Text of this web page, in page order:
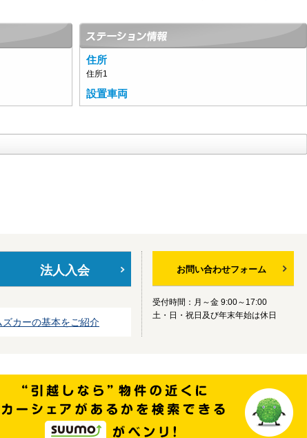
住所
住所1
設置車両
法人入会
カーの基本をご紹介
お問い合わせフォーム
受付時間：月～金 9:00～17:00
土・日・祝日及び年末年始は休日